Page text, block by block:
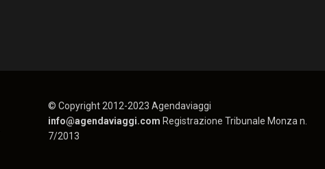
© Copyright 2012-2023 Agendaviaggi
info@agendaviaggi.com Registrazione Tribunale Monza n.
7/2013